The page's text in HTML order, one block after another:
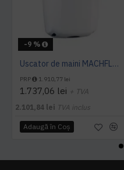
-9 %
Uscator de maini MACHFLOW, gama Eco, actionare cu senzor, Mediclinics
PRP 1.910,77 lei
1.737,06 lei + TVA
2.101,84 lei TVA inclus
Adaugă în Coş